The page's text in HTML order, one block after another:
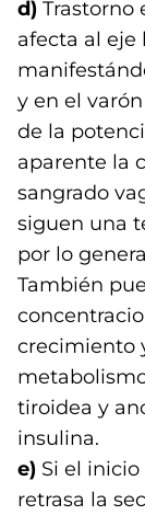
d) Trastorno
afecta al
y en el
de la
aparente la
sangrado
siguen una
por lo
También
crecimiento
tiroidea y
insulina.
e) Si el
retrasa la